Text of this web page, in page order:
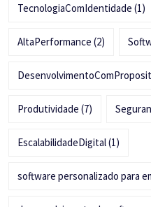
TecnologiaComIdentidade (1)
AltaPerformance (2)
Produtividade (7)
EscalabilidadeDigital(1)
software personalizado para